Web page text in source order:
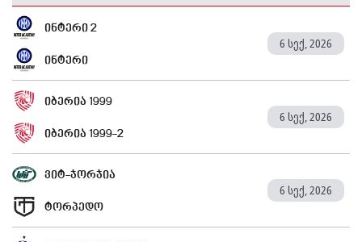
ინტერი 2
6 სექ, 2026
ინტერი
იბერია 1999
6 სექ, 2026
იბერია 1999-2
ვიტ-ჯორჯია
6 სექ, 2026
ტორპედო